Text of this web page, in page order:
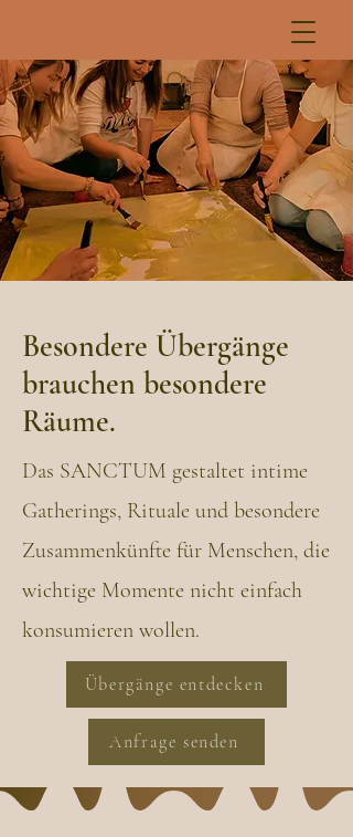
Besondere Übergänge
brauchen besondere
Räume.
Das SANCTUM gestaltet intime
Gatherings, Rituale und besondere
Zusammenkünfte für Menschen, die
wichtige Momente nicht einfach
konsumieren wollen.
Übergänge entdecken
Anfrage senden